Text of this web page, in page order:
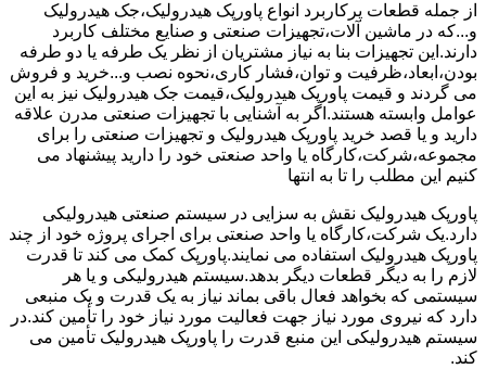
از جمله قطعات پرکاربرد انواع پاورپک هیدرولیک،جک هیدرولیک
و...که در ماشین آلات،تجهیزات صنعتی و صنایع مختلف کاربرد
دارند.این تجهیزات بنا به نیاز مشتریان از نظر یک طرفه یا دو طرفه
بودن،ابعاد،ظرفیت و توان،فشار کاری،نحوه نصب و...خرید و فروش
می گردند و قیمت پاورپک هیدرولیک،قیمت جک هیدرولیک نیز به این
عوامل وابسته هستند.اگر به آشنایی با تجهیزات صنعتی مدرن علاقه
دارید و یا قصد خرید پاورپک هیدرولیک و تجهیزات صنعتی را برای
مجموعه،شرکت،کارگاه یا واحد صنعتی خود را دارید پیشنهاد می
کنیم این مطلب را تا به انتها
پاورپک هیدرولیک نقش به سزایی در سیستم صنعتی هیدرولیکی
دارد.یک شرکت،کارگاه یا واحد صنعتی برای اجرای پروژه خود از چند
پاورپک هیدرولیک استفاده می نمایند.پاورپک کمک می کند تا قدرت
لازم را به دیگر قطعات دیگر بدهد.سیستم هیدرولیکی و یا هر
سیستمی که بخواهد فعال باقی بماند نیاز به یک قدرت و یک منبعی
دارد که نیروی مورد نیاز جهت فعالیت مورد نیاز خود را تأمین کند.در
سیستم هیدرولیکی این منبع قدرت را پاورپک هیدرولیک تأمین می
کند.